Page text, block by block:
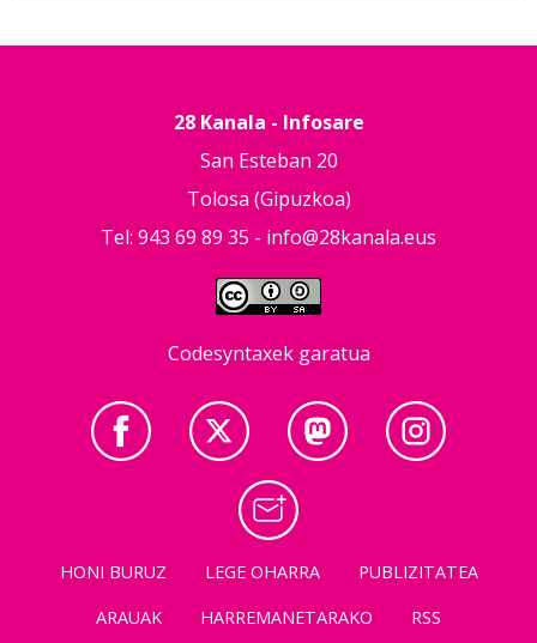
28 Kanala - Infosare
San Esteban 20
Tolosa (Gipuzkoa)
Tel: 943 69 89 35 - info@28kanala.eus
Codesyntaxek garatua
HONI BURUZ LEGE OHARRA
PUBLIZITATEA
ARAUAK
HARREMANETARAKO RSS